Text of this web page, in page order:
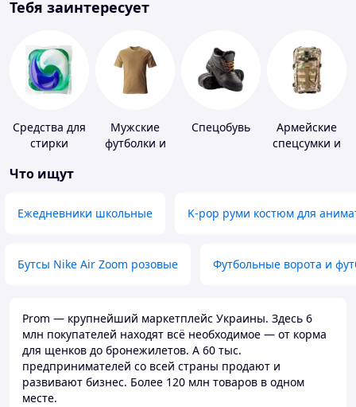
Тебя заинтересует
Средства для
стирки
Мужские
футболки и
Спецобувь
Армейские
спецсумки и
Что ищут
Ежедневники школьные K-pop руми костюм для
Бутсы Nike Air Zoom розовые Футбольные ворота и
Prom — крупнейший маркетплейс Украины. Здесь 6
млн покупателей находят всё необходимое — от корма
для щенков до бронежилетов. А 60 тыс.
предпринимателей со всей страны продают и
развивают бизнес. Более 120 млн товаров в одном
месте.